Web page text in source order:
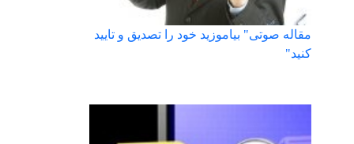
مقاله صوتی" بیاموزید خود را تصدیق و تایید
کنید"